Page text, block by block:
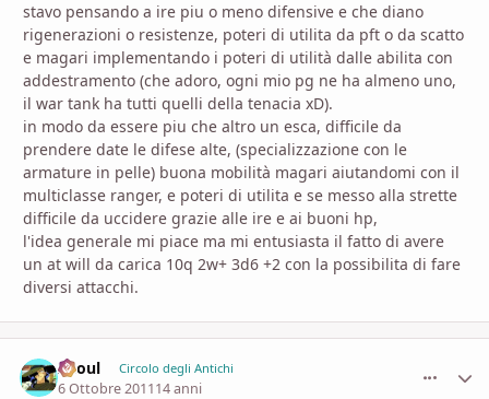
stavo pensando a ire piu o meno difensive e che diano
rigenerazioni o resistenze, poteri di utilita da pft o da scatto
e magari implementando i poteri di utilità dalle abilita con
addestramento (che adoro, ogni mio pg ne ha almeno uno,
il war tank ha tutti quelli della tenacia xD).
in modo da essere piu che altro un esca, difficile da
prendere date le difese alte, (specializzazione con le
armature in pelle) buona mobilità magari aiutandomi con il
multiclasse ranger, e poteri di utilita e se messo alla strette
difficile da uccidere grazie alle ire e ai buoni hp,
l'idea generale mi piace ma mi entusiasta il fatto di avere
un at will da carica 10q 2w+ 3d6 +2 con la possibilita di fare
diversi attacchi.
Zhoul Circolo degli Antichi
6 Ottobre 201114 anni